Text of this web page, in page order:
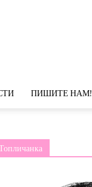
ПИШИТЕ НАМ!